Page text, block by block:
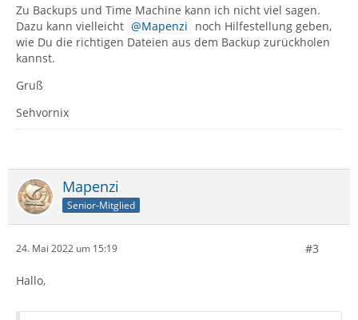
Zu Backups und Time Machine kann ich nicht viel sagen.
Dazu kann vielleicht
Mapenzi noch Hilfestellung geben,
wie Du die richtigen Dateien aus dem Backup zurückholen
kannst.
Gruß
Sehvornix
Mapenzi
Senior-Mitglied
24. Mai 2022 um 15:19 #3
Hallo,